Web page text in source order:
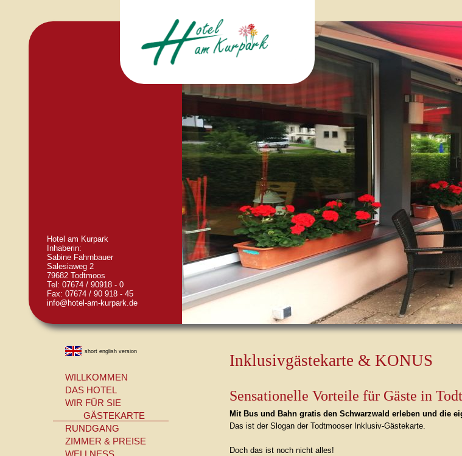
Hotel am Kurpark
Inhaberin:
Sabine Fahrnbauer
Salesiaweg 2
79682 Todtmoos
Tel: 07674 / 90918 - 0
Fax: 07674 / 90 918 - 45
info@hotel-am-kurpark.de
short english version
WILLKOMMEN
DAS HOTEL
WIR FÜR SIE
GÄSTEKARTE
RUNDGANG
ZIMMER & PREISE
Inklusivgästekarte & KONUS
Sensationelle Vorteile für Gäste in
Mit Bus und Bahn gratis den Schwarzwald erleben und die
Das ist der Slogan der Todtmooser Inklusiv-Gästekarte.
Doch das ist noch nicht alles!